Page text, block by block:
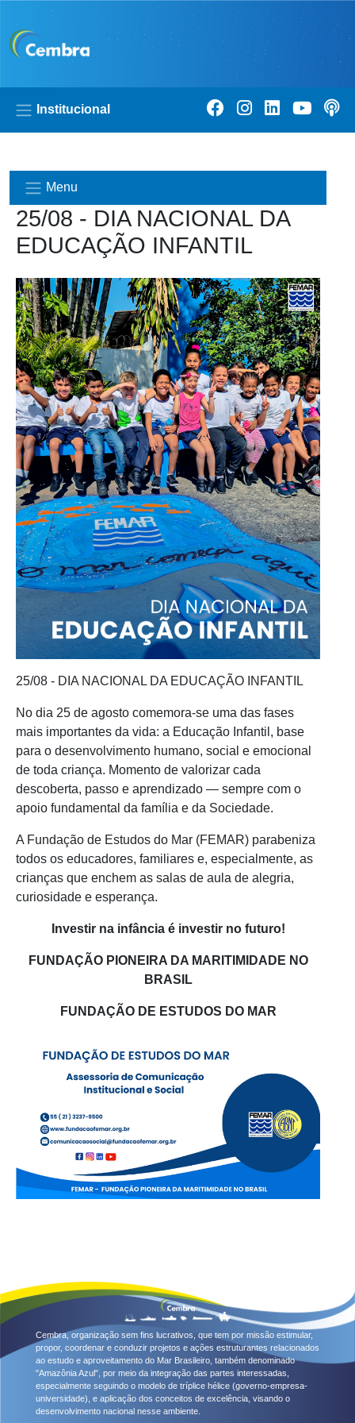
Pular para o conteúdo principal
Institucional
Menu
25/08 - DIA NACIONAL DA
EDUCAÇÃO INFANTIL
25/08 - DIA NACIONAL DA EDUCAÇÃO INFANTIL
No dia 25 de agosto comemora-se uma das fases
mais importantes da vida: a Educação Infantil, base
para o desenvolvimento humano, social e emocional
de toda criança. Momento de valorizar cada
descoberta, passo e aprendizado — sempre com o
apoio fundamental da família e da Sociedade.
A Fundação de Estudos do Mar (FEMAR) parabeniza
todos os educadores, familiares e, especialmente, as
crianças que enchem as salas de aula de alegria,
curiosidade e esperança.
Investir na infância é investir no futuro!
FUNDAÇÃO PIONEIRA DA MARITIMIDADE NO
BRASIL
FUNDAÇÃO DE ESTUDOS DO MAR
Cembra, organização sem fins lucrativos, que tem por missão estimular,
propor, coordenar e conduzir projetos e ações estruturantes relacionados
ao estudo e aproveitamento do Mar Brasileiro, também denominado
"Amazônia Azul", por meio da integração das partes interessadas,
especialmente seguindo o modelo de tríplice hélice (governo-empresa-
universidade), e aplicação dos conceitos de excelência, visando o
desenvolvimento nacional nesse ambiente.